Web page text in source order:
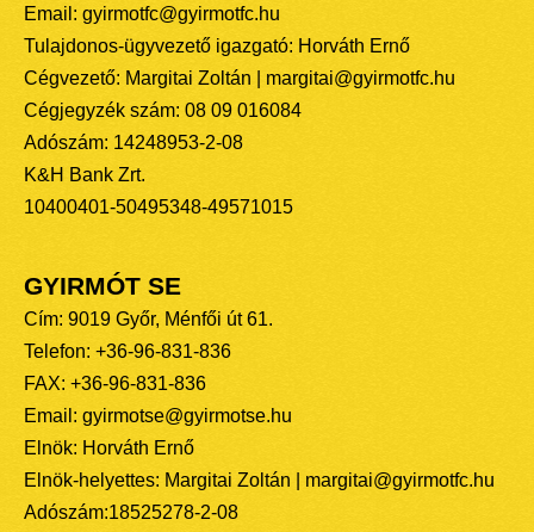
Email: gyirmotfc@gyirmotfc.hu
Tulajdonos-ügyvezető igazgató: Horváth Ernő
Cégvezető: Margitai Zoltán | margitai@gyirmotfc.hu
Cégjegyzék szám: 08 09 016084
Adószám: 14248953-2-08
K&H Bank Zrt.
10400401-50495348-49571015
GYIRMÓT SE
Cím: 9019 Győr, Ménfői út 61.
Telefon: +36-96-831-836
FAX: +36-96-831-836
Email: gyirmotse@gyirmotse.hu
Elnök: Horváth Ernő
Elnök-helyettes: Margitai Zoltán | margitai@gyirmotfc.hu
Adószám:18525278-2-08